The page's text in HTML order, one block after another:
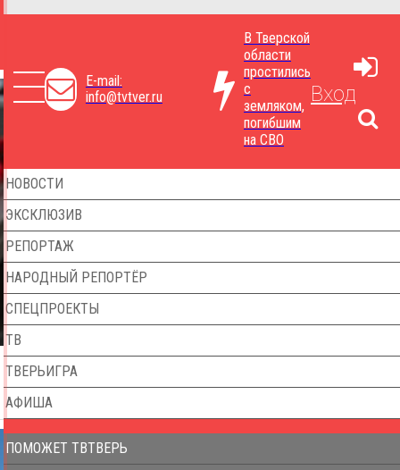
E-mail:
info@tvtver.ru
В Тверской
области
простились
с
земляком,
погибшим
на СВО
Вход
НОВОСТИ
ЭКСКЛЮЗИВ
РЕПОРТАЖ
НАРОДНЫЙ РЕПОРТЁР
СПЕЦПРОЕКТЫ
ТВ
ТВЕРЬИГРА
АФИША
ПОМОЖЕТ ТВТВЕРЬ